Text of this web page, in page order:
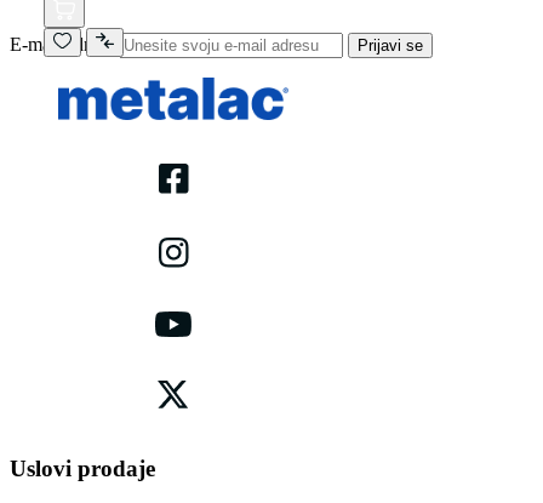
E-mail adresa Prijavi se
Uslovi prodaje